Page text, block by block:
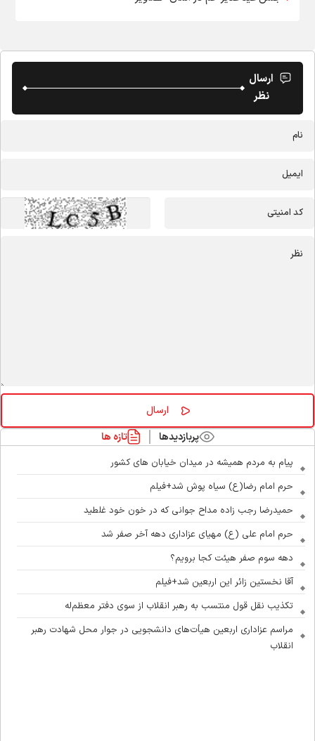
ارسال
نظر
پربازدیدها تازه ها
پیام به مردم همیشه در میدان خیابان های کشور
حرم امام رضا(ع) سیاه پوش شد+فیلم
حمیدرضا رجب زاده مداح جوانی که در خون خود غلطید
حرم امام علی (ع) مهیای عزاداری دهه آخر صفر شد
دهه سوم صفر هیئت کجا برویم؟
آقا نخستین زائر این اربعین شد+فیلم
تکذیب نقل قول منتسب به رهبر انقلاب از سوی دفتر معظم‌له
مراسم عزاداری اربعین هیأت‌های دانشجویی در جوار محل شهادت رهبر
انقلاب